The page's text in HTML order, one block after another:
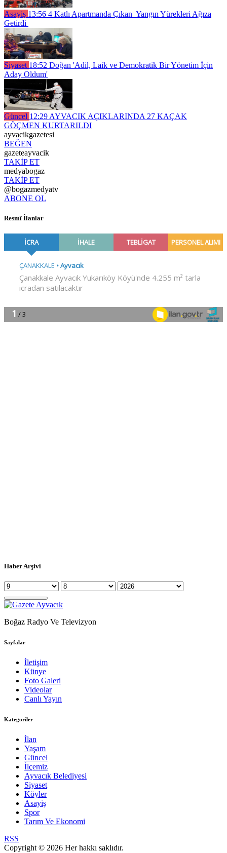
Asayiş 13:56 4 Katlı Apartmanda Çıkan Yangın Yürekleri Ağıza
Getirdi
Siyaset 18:52 Doğan 'Adil, Laik ve Demokratik Bir Yönetim İçin
Aday Oldum'
Güncel 12:29 AYVACIK AÇIKLARINDA 27 KAÇAK
GÖÇMEN KURTARILDI
ayvacikgazetesi
BEĞEN
gazeteayvacik
TAKİP ET
medyabogaz
TAKİP ET
@bogazmedyatv
ABONE OL
Resmî İlanlar
Haber Arşivi
Boğaz Radyo Ve Televizyon
Sayfalar
İletişim
Künye
Foto Galeri
Videolar
Canlı Yayın
Kategoriler
İlan
Yaşam
Güncel
İlçemiz
Ayvacık Belediyesi
Siyaset
Köyler
Asayiş
Spor
Tarım Ve Ekonomi
RSS
Copyright © 2026 Her hakkı saklıdır.